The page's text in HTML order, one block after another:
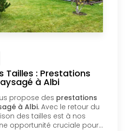
Tailles : Prestations
à Albi
propose des prestations
à Albi. Avec le retour du
des tailles est à nos
opportunité cruciale pour…